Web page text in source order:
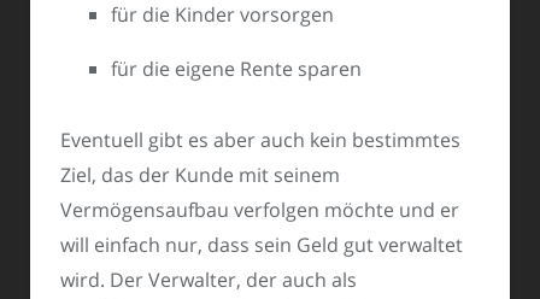
für die Kinder vorsorgen
für die eigene Rente sparen
Eventuell gibt es aber auch kein bestimmtes
Ziel, das der Kunde mit seinem
Vermögensaufbau verfolgen möchte und er
will einfach nur, dass sein Geld gut verwaltet
wird. Der Verwalter, der auch als